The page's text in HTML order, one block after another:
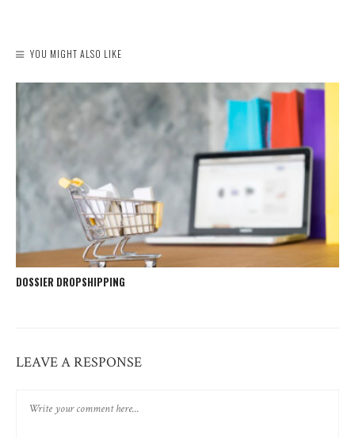
YOU MIGHT ALSO LIKE
DOSSIER DROPSHIPPING
LEAVE A RESPONSE